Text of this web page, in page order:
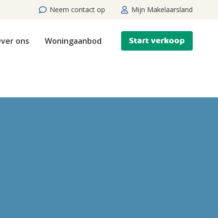
Neem contact op Mijn Makelaarsland
ons Woningaanbod Start verkoop